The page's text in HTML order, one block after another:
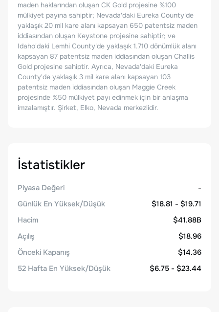
maden haklarından oluşan CK Gold projesine %100
mülkiyet payına sahiptir; Nevada'daki Eureka County'de
yaklaşık 20 mil kare alanı kapsayan 650 patentsiz maden
iddiasından oluşan Keystone projesine sahiptir; ve
Idaho'daki Lemhi County'de yaklaşık 1.710 dönümlük alanı
kapsayan 87 patentsiz maden iddiasından oluşan Challis
Gold projesine sahiptir. Ayrıca, Nevada'daki Eureka
County'de yaklaşık 3 mil kare alanı kapsayan 103
patentsiz maden iddiasından oluşan Maggie Creek
projesinde %50 mülkiyet payı edinmek için bir anlaşma
imzalamıştır. Şirket, Elko, Nevada merkezlidir.
İstatistikler
Piyasa Değeri
-
Günlük En Yüksek/Düşük
$18.81 - $19.71
Hacim
$41.88B
Açılış
$18.96
Önceki Kapanış
$14.36
52 Hafta En Yüksek/Düşük
$6.75 - $23.44